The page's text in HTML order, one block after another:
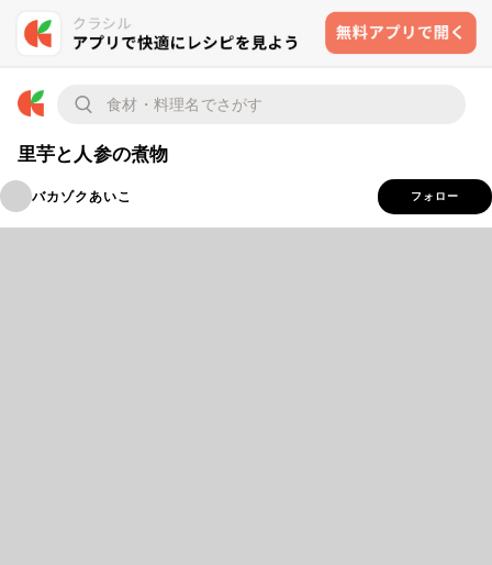
里芋と人参の煮物
バカゾクあいこ フォロー